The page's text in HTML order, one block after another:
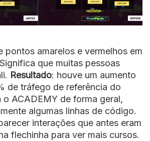
pontos amarelos e vermelhos em
que muitas pessoas
Resultado: houve um aumento
de tráfego de referência do
ACADEMY de forma geral,
algumas linhas de código.
interações que antes eram
flechinha para ver mais cursos.